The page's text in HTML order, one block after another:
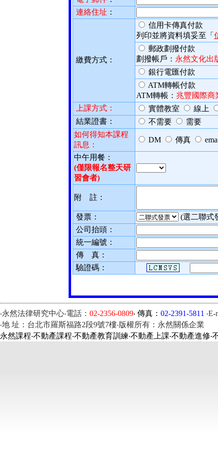
連絡住址 ：
繳費方式 ：
信用卡傳真付款
列印並將資料填妥至「
郵政劃撥付款
劃撥帳戶： 永然文化出
銀行電匯付款
ATM轉帳付款
ATM轉帳： 兆豐國際商
上課方式 ： 實體教室
線上
結業證書 ： 不需要
需要
如何得知本課程
訊息：
DM 傳真
中午用餐：
(僅限報名整天研
習會者)
附 註 ：
發票：
(選二聯式
公司抬頭：
統一編號：
傳 真 ：
驗證碼 ：
‧永然法律研究中心‧電話： 02-2356-0809‧ 傳真： 02-2391-5811
‧地 址：台北市羅斯福路2段9號7樓‧版權所有：永然關係企業
永然課程‧不動產課程‧不動產教育訓練‧不動產上課‧不動產進修‧